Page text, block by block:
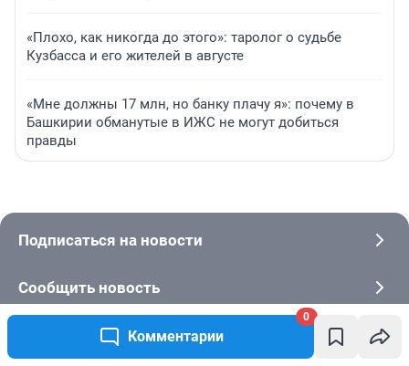
Комментарии
0
«Плохо, как никогда до этого»: таролог о судьбе
Кузбасса и его жителей в августе
«Мне должны 17 млн, но банку плачу я»: почему в
Башкирии обманутые в ИЖС не могут добиться
правды
Подписаться на новости
Сообщить новость